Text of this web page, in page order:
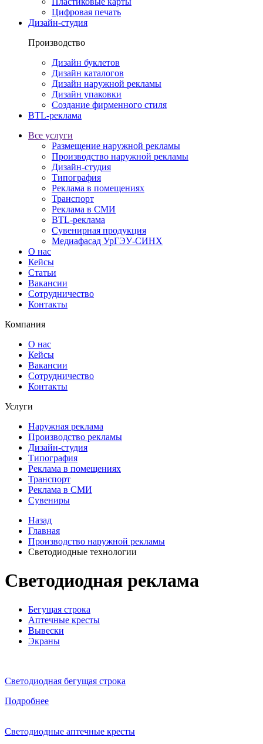
Цифровая печать
Дизайн-студия
Производство
Дизайн буклетов
Дизайн каталогов
Дизайн наружной рекламы
Дизайн упаковки
Создание фирменного стиля
BTL-реклама
Все услуги
Размещение наружной рекламы
Производство наружной рекламы
Дизайн-студия
Типография
Реклама в помещениях
Транспорт
Реклама в СМИ
BTL-реклама
Сувенирная продукция
Медиафасад УрГЭУ-СИНХ
О нас
Кейсы
Статьи
Вакансии
Сотрудничество
Контакты
Компания
О нас
Кейсы
Вакансии
Сотрудничество
Контакты
Услуги
Наружная реклама
Производство рекламы
Дизайн-студия
Типография
Реклама в помещениях
Транспорт
Реклама в СМИ
Сувениры
Назад
Главная
Производство наружной рекламы
Светодиодные технологии
Светодиодная реклама
Бегущая строка
Аптечные кресты
Вывески
Экраны
Светодиодная бегущая строка
Подробнее
Светодиодные аптечные кресты